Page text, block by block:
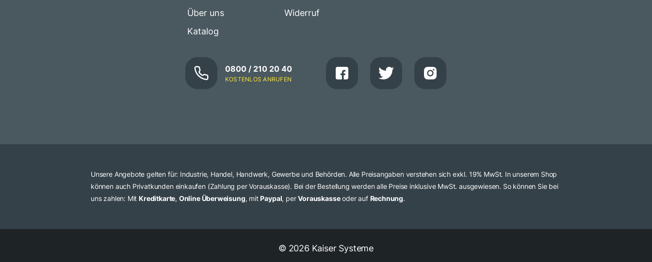
Über uns
Katalog
Widerruf
0800 / 210 20 40
KOSTENLOS ANRUFEN
Unsere Angebote gelten für: Industrie, Handel, Handwerk, Gewerbe und Behörden. Alle Preisangaben verstehen sich exkl. 19% MwSt. In unserem Shop
können auch Privatkunden einkaufen (Zahlung per Vorauskasse). Bei der Bestellung werden alle Preise inklusive MwSt. ausgewiesen. So können Sie bei
uns zahlen: Mit Kreditkarte, Online Überweisung, mit Paypal, perVorauskasseoder auf Rechnung.
© 2026 Kaiser Systeme